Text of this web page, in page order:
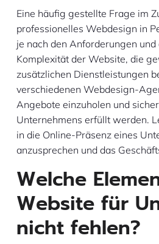
Eine häufig gestellte Frage im
professionelles Webdesign in
je nach den Anforderungen
Komplexität der Website, die
zusätzlichen Dienstleistungen
verschiedenen Webdesign-
Angebote einzuholen und
Unternehmens erfüllt werden.
in die Online-Präsenz eines
anzusprechen und das
Welche
Website für
nicht fehlen?